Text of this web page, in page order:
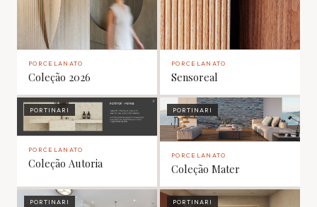
PORCELANATO
Coleção 2026
PORCELANATO
Sensoreal
PORTINARI
PORCELANATO
Coleção Autoria
PORTINARI
PORCELANATO
Coleção Mater
PORTINARI PORTINARI